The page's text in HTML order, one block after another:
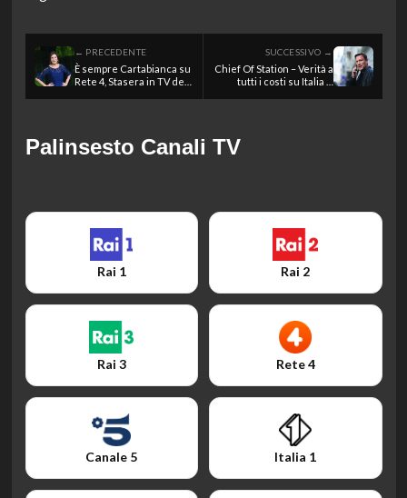
← PRECEDENTE
È sempre Cartabianca su
Rete 4, Stasera in TV del
SUCCESSIVO →
Chief Of Station – Verità a
tutti i costi su Italia 1,
Palinsesto Canali TV
Rai 1 Rai 2
Rai 3 Rete 4
Canale 5 Italia 1